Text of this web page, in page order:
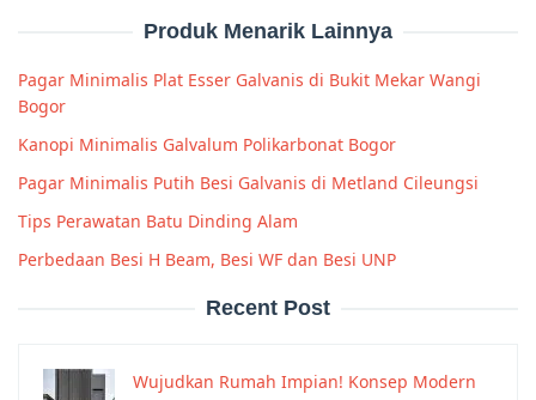
Produk Menarik Lainnya
Pagar Minimalis Plat Esser Galvanis di Bukit Mekar Wangi
Bogor
Kanopi Minimalis Galvalum Polikarbonat Bogor
Pagar Minimalis Putih Besi Galvanis di Metland Cileungsi
Tips Perawatan Batu Dinding Alam
Perbedaan Besi H Beam, Besi WF dan Besi UNP
Recent Post
Wujudkan Rumah Impian! Konsep Modern